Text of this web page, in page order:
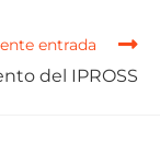
entrada
del IPROSS